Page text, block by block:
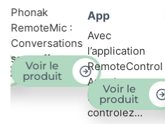
App
Avec
l’application
RemoteControl
App de
Voir le
l’éducation
Sortie en
2013,
l’accessoire
Roger
développé
par...
Voir le
produit